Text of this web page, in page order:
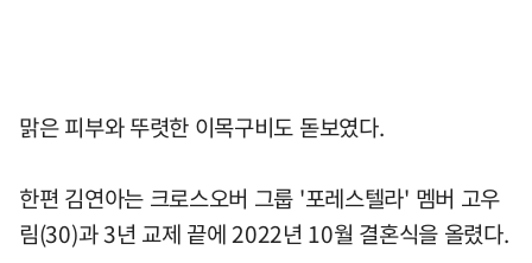
맑은 피부와 뚜렷한 이목구비도 돋보였다.
한편 김연아는 크로스오버 그룹 '포레스텔라' 멤버 고우
림(30)과 3년 교제 끝에 2022년 10월 결혼식을 올렸다.